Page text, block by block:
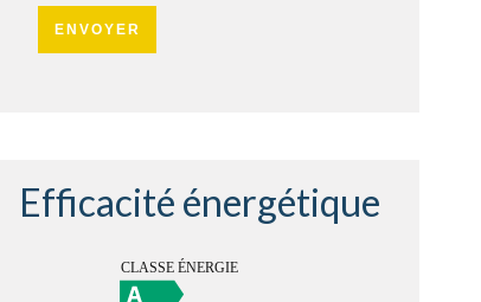
ENVOYER
Efficacité énergétique